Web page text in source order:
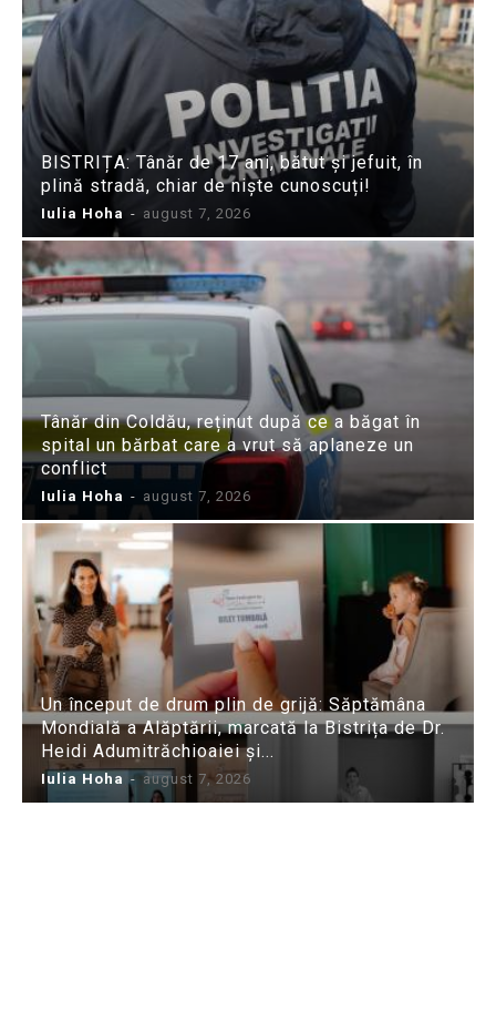
BISTRIȚA: Tânăr de 17 ani, bătut și jefuit, în
plină stradă, chiar de niște cunoscuți!
Iulia Hoha - august 7, 2026
Tânăr din Coldău, reținut după ce a băgat în
spital un bărbat care a vrut să aplaneze un
conflict
Iulia Hoha - august 7, 2026
Un început de drum plin de grijă: Săptămâna
Mondială a Alăptării, marcată la Bistrița de Dr.
Heidi Adumitrăchioaiei și...
Iulia Hoha - august 7, 2026